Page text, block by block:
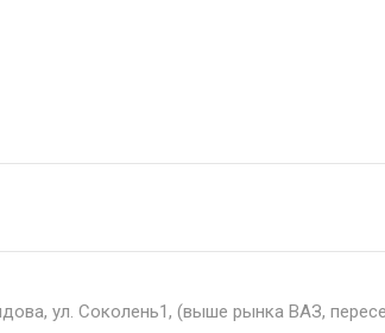
ул. Соколень1, (выше рынка ВАЗ,